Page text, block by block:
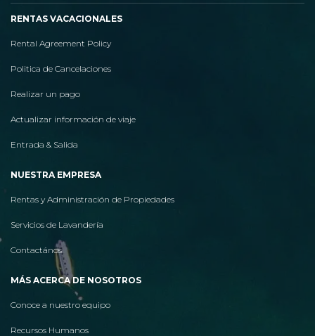
RENTAS VACACIONALES
Rental Agreement Policy
Politica de Cancelaciones
Realizar un pago
Actualizar información de viaje
Entrada & Salida
NUESTRA EMPRESA
Rentas y Administración de Propiedades
Servicios de Lavandería
Contactános
MÁS ACERCA DE NOSOTROS
Conoce a nuestro equipo
Recursos Humanos